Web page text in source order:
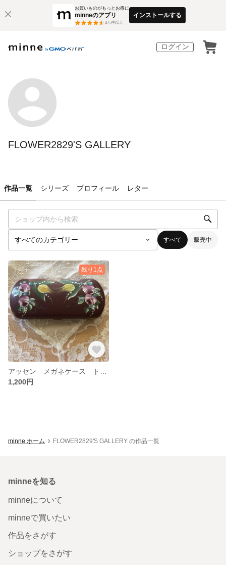
お買いものがもっとお得に
minneのアプリ
3万件以上
インストールする
ログイン
FLOWER2829'S GALLERY
作品一覧 シリーズ プロフィール レター
すべて 販売中
残り1点
1,200円
minne ホーム FLOWER2829'S GALLERY の作品一覧
minneを知る
minneについて
minneで買いたい
作品をさがす
ショップをさがす